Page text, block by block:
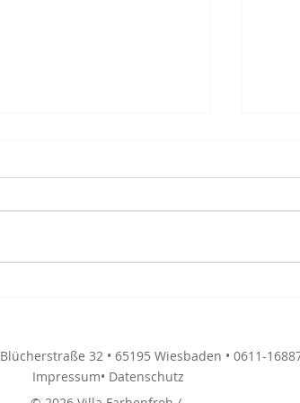
Blücherstraße 32 • 65195 Wiesbaden • 0611-
Impressum• Datenschutz